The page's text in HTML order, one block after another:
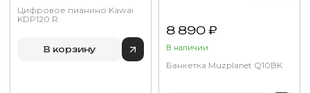
Цифровое пианино Kawai
KDP120 R
В корзину
8 890 ₽
В наличии
Банкетка Muzplanet Q10BK